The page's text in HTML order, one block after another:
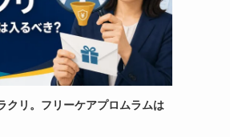
クリ。フリーケアプロムラムは